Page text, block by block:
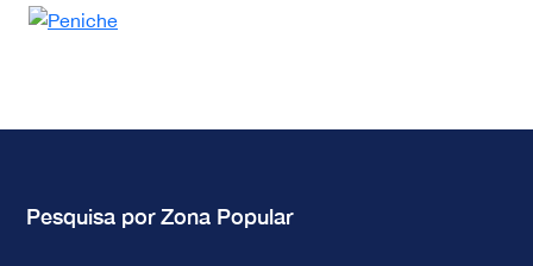
Pesquisa por Zona Popular